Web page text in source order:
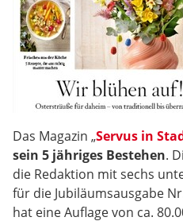
Das Magazin „Servus in
sein 5 jähriges Bestehen.
die Redaktion mit sechs
für die Jubiläumsausgabe
hat eine Auflage von ca.